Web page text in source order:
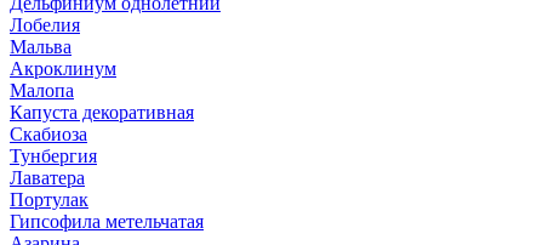
Лобелия
Мальва
Акроклинум
Малопа
Капуста декоративная
Скабиоза
Тунбергия
Лаватера
Портулак
Гипсофила метельчатая